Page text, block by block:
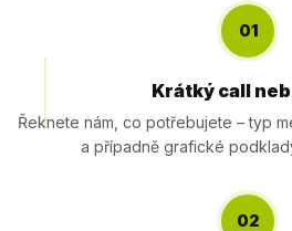
01
Krátký call
Řeknete nám, co potřebujete – typ
a případně grafické
02